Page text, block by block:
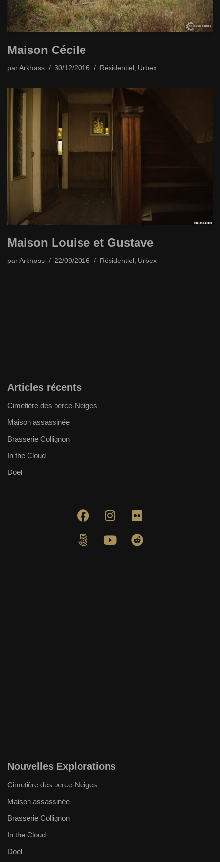
Maison Cécile
par Arkhøss 30/12/2016 Résidentiel Urbex
Maison Louise et Gustave
par Arkhøss 22/09/2016 Résidentiel , Urbex
Articles récents
Cimetière des perce-Neiges
Maison assassinée
Brasserie Collignon
In the Cloud
Doel
Nouvelles Explorations
Cimetière des perce-Neiges
Maison assassinée
Brasserie Collignon
In the Cloud
Doel